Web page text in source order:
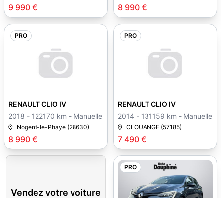
9 990 € 8 990 €
PRO
8 990 €
RENAULT CLIO IV
2018 - 122170 km - Manuelle
Nogent-le-Phaye (28630)
PRO
7 490 €
RENAULT CLIO IV
2014 - 131159 km - Manuelle
CLOUANGE (57185)
Vendez votre voiture
PRO